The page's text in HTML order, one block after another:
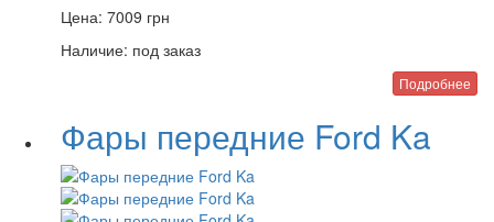
Цена: 7009 грн
Наличие: под заказ
Подробнее
Фары передние Ford Ka